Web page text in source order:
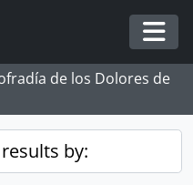
de los Dolores de
by: